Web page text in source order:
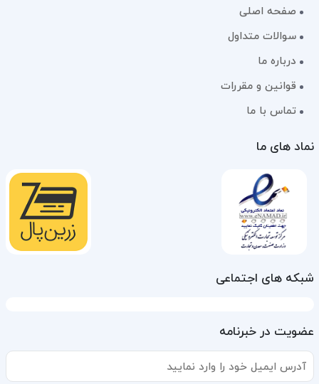
صفحه اصلی
سوالات متداول
درباره ما
قوانین و مقررات
تماس با ما
نماد های ما
شبکه های اجتماعی
عضویت در خبرنامه